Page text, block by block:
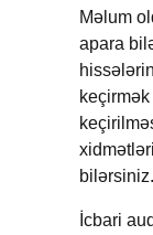
Məlum o
apara
bilərsiniz.
İcbari